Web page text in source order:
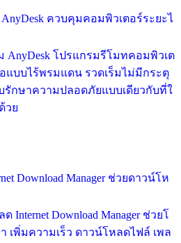
ควบคุมคอมพิวเตอร์ระยะไ
AnyDesk โปรแกรมรีโมทคอมพิวเต
แบบไร้พรมแดน รวดเร็มไม่มีกระตุ
กษาความปลอดภัยแบบเดียวกับที่ใ
วย
Download Manager ช่วยดาวน์โห
Internet Download Manager ช่วยโ
เพิ่มความเร็ว ดาวน์โหลดไฟล์ เพล